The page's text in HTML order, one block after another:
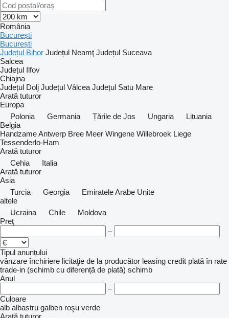
România
București
București
Județul Bihor Județul Neamţ Județul Suceava
Salcea
Județul Ilfov
Chiajna
Județul Dolj Județul Vâlcea Județul Satu Mare
Arată tuturor
Europa
Polonia
Germania Țările de Jos Ungaria
Lituania
Belgia
HandzameAntwerp Bree Meer Wingene Willebroek Liege
Tessenderlo-Ham
Arată tuturor
Cehia
Italia
Arată tuturor
Asia
Turcia
Georgia
Emiratele Arabe Unite
altele
Ucraina
Chile
Moldova
Preţ
–
Tipul anunțului
vânzare închiriere licitaţie de la producător leasing credit plată în rate
trade-in (schimb cu diferență de plată) schimb
Anul
–
Culoare
alb albastru galben roşu verde
Arată tuturor